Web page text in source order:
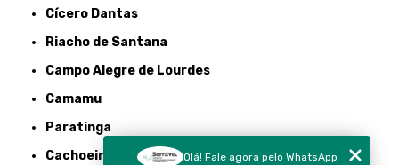
Cícero Dantas
Riacho de Santana
Campo Alegre de Lourdes
Camamu
Paratinga
Cachoeira
Olá! Fale agora pelo WhatsApp